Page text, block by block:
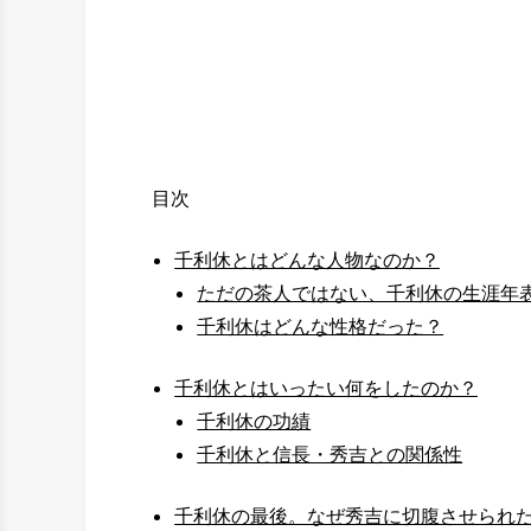
目次
千利休とはどんな人物なのか？
ただの茶人ではない、千利休の生涯年
千利休はどんな性格だった？
千利休とはいったい何をしたのか？
千利休の功績
千利休と信長・秀吉との関係性
千利休の最後。なぜ秀吉に切腹させられ